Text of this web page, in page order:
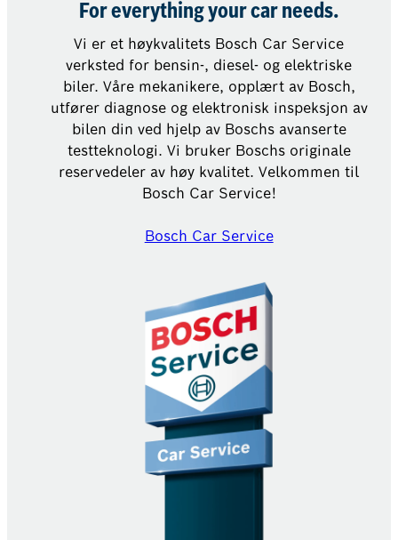
For everything your car needs.
Vi er et høykvalitets Bosch Car Service
verksted for bensin-, diesel- og elektriske
biler. Våre mekanikere, opplært av Bosch,
utfører diagnose og elektronisk inspeksjon av
bilen din ved hjelp av Boschs avanserte
testteknologi. Vi bruker Boschs originale
reservedeler av høy kvalitet. Velkommen til
Bosch Car Service!
Bosch Car Service